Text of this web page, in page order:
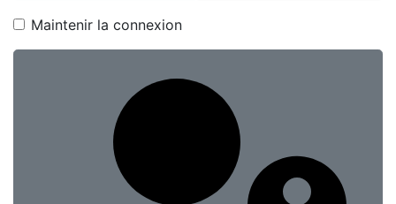
Maintenir la connexion